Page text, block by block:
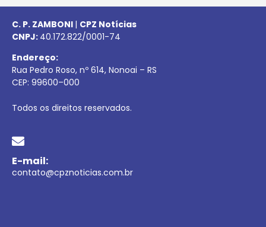
C. P. ZAMBONI | CPZ Notícias
CNPJ: 40.172.822/0001-74
Endereço:
Rua Pedro Roso, nº 614, Nonoai – RS
CEP: 99600–000
Todos os direitos reservados.
E-mail:
contato@cpznoticias.com.br